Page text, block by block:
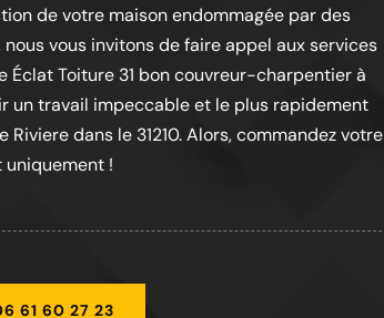
de votre maison endommagée par des
nous vous invitons de faire appel aux services
Éclat Toiture 31 bon couvreur-charpentier à
un travail impeccable et le plus rapidement
dans le 31210. Alors, commandez votre
!
61 60 27 23